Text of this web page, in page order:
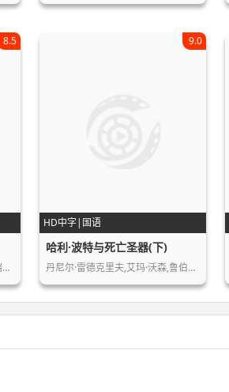
8.5
克里斯蒂安·贝尔,史蒂夫·卡瑞尔,瑞恩…
HD中字|国语
9.0
哈利·波特与死亡圣器(下)
丹尼尔·雷德克里夫,艾玛·沃森,鲁伯特…